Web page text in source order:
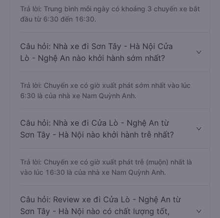
Trả lời: Trung bình mỗi ngày có khoảng 3 chuyến xe bắt
đầu từ 6:30 đến 16:30.
Câu hỏi: Nhà xe đi Sơn Tây - Hà Nội Cửa
Lò - Nghệ An nào khởi hành sớm nhất?
Trả lời: Chuyến xe có giờ xuất phát sớm nhất vào lúc
6:30 là của nhà xe Nam Quỳnh Anh.
Câu hỏi: Nhà xe đi Cửa Lò - Nghệ An từ
Sơn Tây - Hà Nội nào khởi hành trễ nhất?
Trả lời: Chuyến xe có giờ xuất phát trễ (muộn) nhất là
vào lúc 16:30 là của nhà xe Nam Quỳnh Anh.
Câu hỏi: Review xe đi Cửa Lò - Nghệ An từ
Sơn Tây - Hà Nội nào có chất lượng tốt,